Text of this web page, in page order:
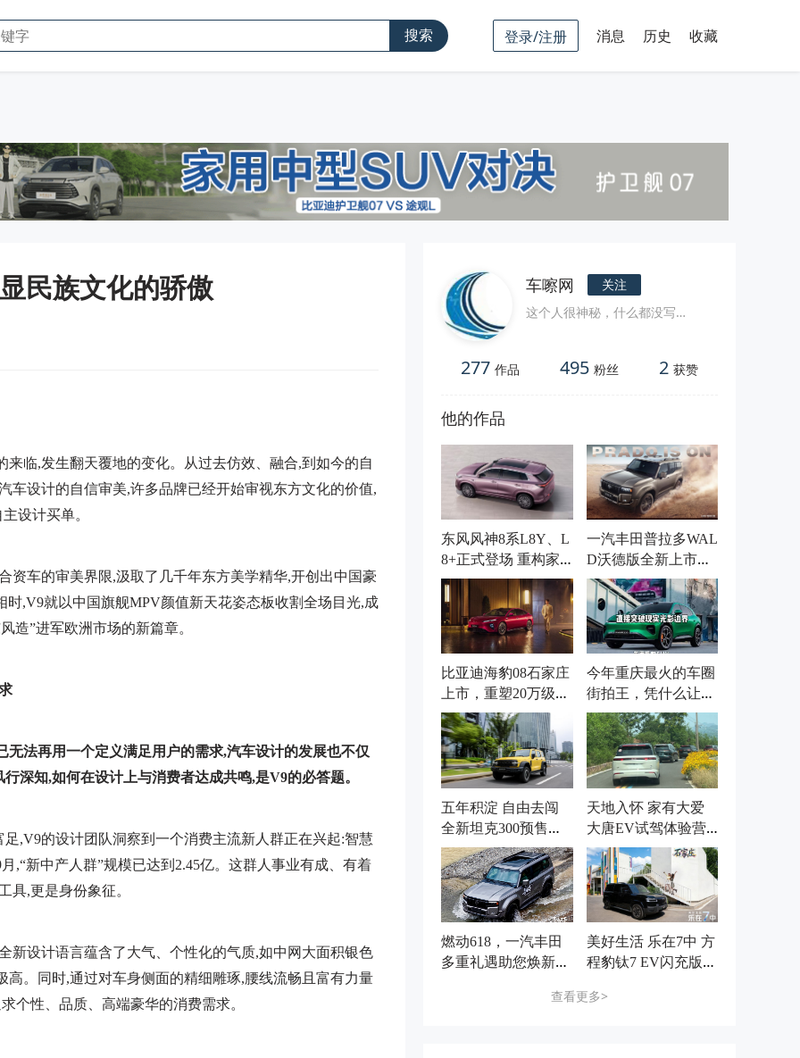
搜索 登录/注册 消息 历史 收藏
民族文化的骄傲
临,发生翻天覆地的变化。从过去仿效、融合,到如今的自
车设计的自信审美,许多品牌已经开始审视东方文化的价值,
设计买单。
资车的审美界限,汲取了几千年东方美学精华,开创出中国豪
,V9就以中国旗舰MPV颜值新天花姿态板收割全场目光,成
造”进军欧洲市场的新篇章。
无法再用一个定义满足 用户的需求,汽车设计的发展也不仅
行深知,如何在设计上与消费者达成共鸣,是V9的必答题。
,V9的设计团队洞察到一个消费主流新人群正在兴起:智慧
,“新中产人群”规模已达到2.45亿。这群人事业有成、有着
具,更是身份象征。
新设计语言蕴含了大气、个性化的气质,如中网大面积银色
。同时,通过对车身侧面的精细雕琢,腰线流畅且富有力量
个性、品质、高端豪华的消费需求。
车嚓网
关注
这个人很神秘，什么都没写…
277 作品 495 粉丝 2 获赞
他的作品
东风风神8系L8Y、L
8+正式登场 重构家
用新能源市场
一汽丰田普拉多WAL
D沃德版全新上市，
机甲风格，硬核来
袭！
比亚迪海豹08石家庄
上市，重塑20万级家
轿价值天花板
今年重庆最火的车圈
街拍王，凭什么让三
类创作者集体服气
五年积淀 自由去闯
全新坦克300预售价2
5.98万元起
天地入怀 家有大爱
大唐EV试驾体验营
石家庄站圆满收官
燃动618，一汽丰田
多重礼遇助您焕新出
美好生活 乐在7中 方
程豹钛7 EV闪充版上
圆满收官
查看更多>